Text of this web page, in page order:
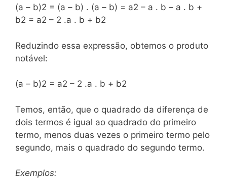
(a – b)2 = (a – b) . (a – b) = a2 – a . b – a . b +
b2 = a2 – 2 .a . b + b2
Reduzindo essa expressão, obtemos o produto
notável:
(a – b)2 = a2 – 2 .a . b + b2
Temos, então, que o quadrado da diferença de
dois termos é igual ao quadrado do primeiro
termo, menos duas vezes o primeiro termo pelo
segundo, mais o quadrado do segundo termo.
Exemplos: